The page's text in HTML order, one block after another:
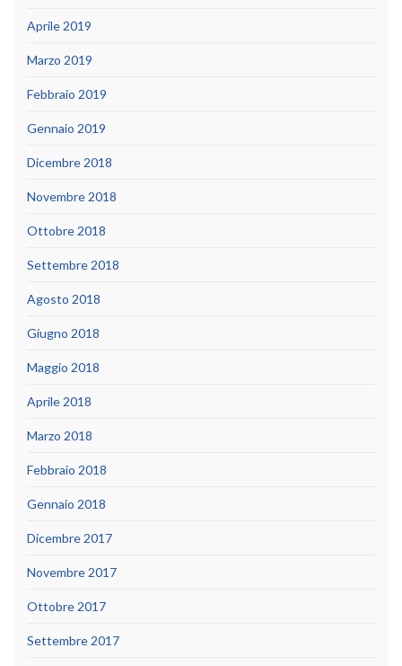
Aprile 2019
Marzo 2019
Febbraio 2019
Gennaio 2019
Dicembre 2018
Novembre 2018
Ottobre 2018
Settembre 2018
Agosto 2018
Giugno 2018
Maggio 2018
Aprile 2018
Marzo 2018
Febbraio 2018
Gennaio 2018
Dicembre 2017
Novembre 2017
Ottobre 2017
Settembre 2017